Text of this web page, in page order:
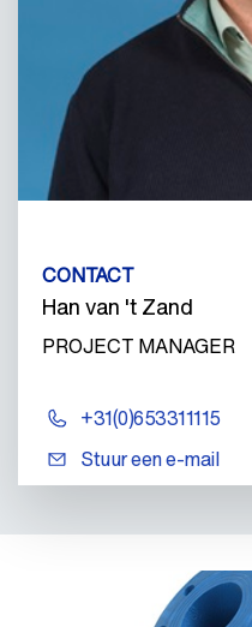
CONTACT
Han van 't Zand
PROJECT MANAGER
+31(0)653311115
Stuur een e-mail